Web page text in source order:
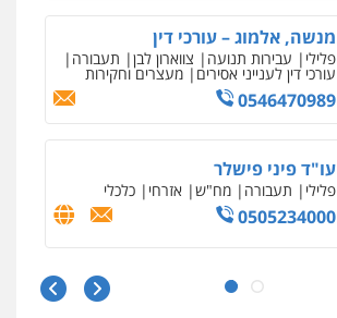
מנשה, אלמוג – עורכי דין
פלילי עבירות תנועה צווארון לבן תעבורה
עורכי דין לענייני אסירים מעצרים וחקירות
0546470989
עו"ד פיני פישלר
פלילי תעבורה מח"ש אזרחי כלכלי
0505234000
עו"ד עלי סעדי
ליווי וייצוג בחקירות